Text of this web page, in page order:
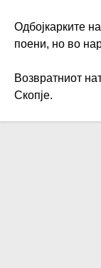
Одбојкарките
поени, но во
Возвратниот
Скопје.